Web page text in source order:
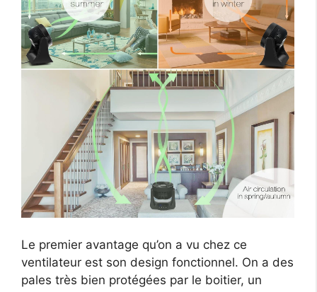
Le premier avantage qu’on a vu chez ce
ventilateur est son design fonctionnel. On a des
pales très bien protégées par le boitier, un